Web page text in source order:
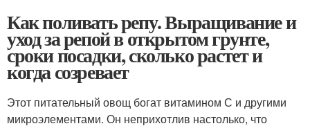
Как поливать репу. Выращивание и
уход за репой в открытом грунте,
сроки посадки, сколько растет и
когда созревает
Этот питательный овощ богат витамином С и другими
микроэлементами. Он неприхотлив настолько, что